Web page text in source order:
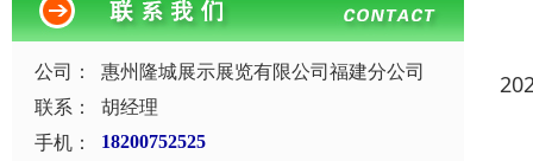
公司：
惠州隆城展示展览有限公司福建分公司
联系：
胡经理
手机：
18200752525